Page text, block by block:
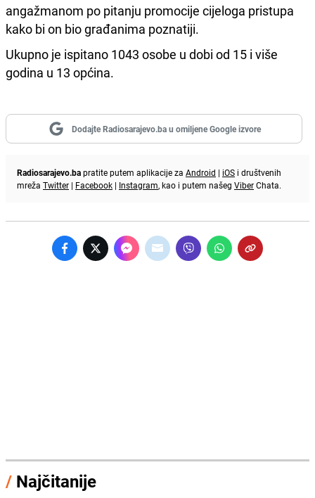
angažmanom po pitanju promocije cijeloga pristupa
kako bi on bio građanima poznatiji.
Ukupno je ispitano 1043 osobe u dobi od 15 i više
godina u 13 općina.
Dodajte Radiosarajevo.ba u omiljene Google izvore
Radiosarajevo.bapratite putem aplikacije za Android | iOS i društvenih
mreža Twitter | Facebook | Instagram, kao i putem našeg ViberChata.
/ Najčitanije